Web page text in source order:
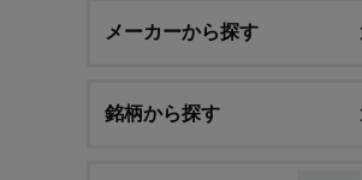
メーカーから探す
銘柄から探す